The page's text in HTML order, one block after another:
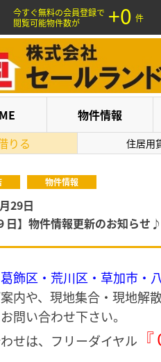
今すぐ無料の会員登録で
閲覧可能物件数が
+0 件
物件情報
りる
住居用
物件情報
29日
日】物件情報更新のお知らせ♪
飾区・荒川区・草加市・
内や、現地集合・現地解
問い合わせ下さい。
せは、フリーダイヤル